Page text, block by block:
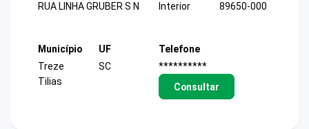
RUA LINHA GRUBER S N
Interior
89650-000
Município
Treze
Tilias
UF
SC
Telefone
**********
Consultar